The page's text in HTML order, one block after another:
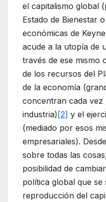
el capitalismo global
Estado de Bienestar
económicas de
acude a la utopía de
través de ese mismo
de los recursos del
de la economía
concentran cada vez
industria)[2] y el
(mediado por esos
empresariales).
sobre todas las
posibilidad de
política global que se
reproducción del